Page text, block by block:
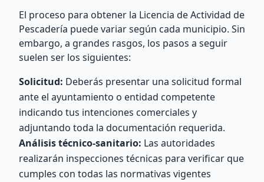
El proceso para obtener la Licencia de Actividad de
Pescadería puede variar según cada municipio. Sin
embargo, a grandes rasgos, los pasos a seguir
suelen ser los siguientes:
Solicitud: Deberás presentar una solicitud formal
ante el ayuntamiento o entidad competente
indicando tus intenciones comerciales y
adjuntando toda la documentación requerida.
Análisis técnico-sanitario: Las autoridades
realizarán inspecciones técnicas para verificar que
cumples con todas las normativas vigentes